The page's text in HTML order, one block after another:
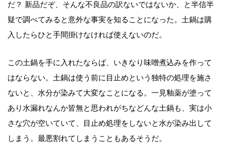
だ？ 新品だぞ、そんな不良品の訳ないではないか、と半信半
疑で調べてみると意外な事実を知ることになった。土鍋は購
入したらひと手間掛けなければ使えないのだ。
この土鍋を手に入れたならば、いきなり味噌煮込みを作って
はならない。土鍋は使う前に目止めという独特の処理を施さ
ないと、水分が染みて大変なことになる。一見釉薬が塗って
あり水漏れなんか皆無と思われがちなどんな土鍋も、実は小
さな穴が空いていて、目止め処理をしないと水が染み出して
しまう。最悪割れてしまうこともあるそうだ。